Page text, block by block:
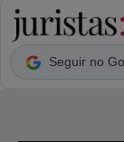
Seguir no